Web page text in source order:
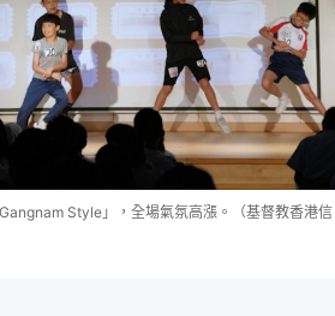
Style」，全場氣氛高漲。（基督教香港信